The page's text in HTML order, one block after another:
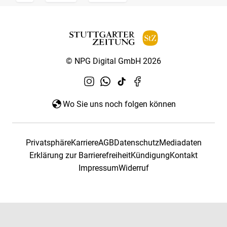
© NPG Digital GmbH 2026
Wo Sie uns noch folgen können
PrivatsphäreKarriereAGBDatenschutzMediadaten
Erklärung zur BarrierefreiheitKündigungKontakt
ImpressumWiderruf